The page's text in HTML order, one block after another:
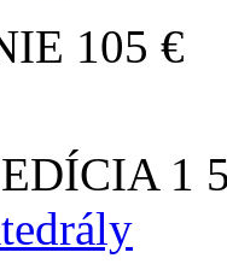
105 €
1